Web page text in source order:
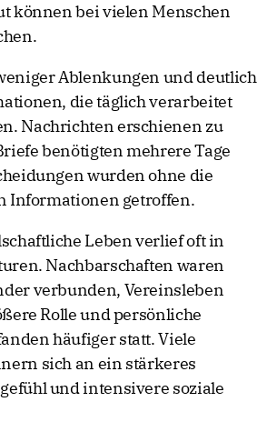
können bei vielen Menschen
Ablenkungen und deutlich
die täglich verarbeitet
Nachrichten erschienen zu
benötigten mehrere Tage
wurden ohne die
Informationen getroffen.
Leben verlief oft in
Nachbarschaften waren
verbunden, Vereinsleben
Rolle und persönliche
häufiger statt. Viele
sich an ein stärkeres
und intensivere soziale